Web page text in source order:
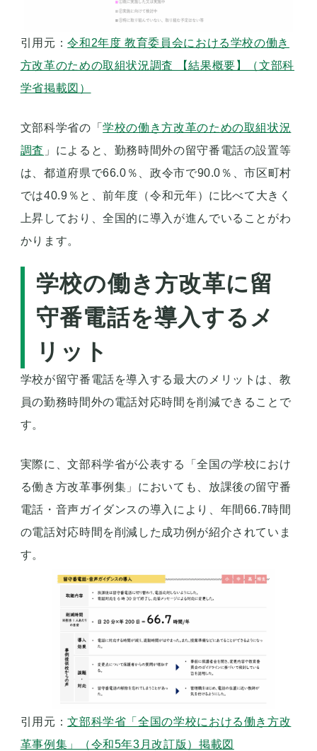
引用元：令和2年度 教育委員会における学校の働き
方改革のための取組状況調査 【結果概要】（文部科
学省掲載図）
文部科学省の「学校の働き方改革のための取組状況
調査 」によると、勤務時間外の留守番電話の設置等
は、都道府県で66.0％、政令市で90.0％、市区町村
では40.9％と、前年度（令和元年）に比べて大きく
上昇しており、全国的に導入が進んでいることがわ
かります。
学校の働き方改革に留
守番電話を導入するメ
リット
学校が留守番電話を導入する最大のメリットは、教
員の勤務時間外の電話対応時間を削減できることで
す。
実際に、文部科学省が公表する「全国の学校におけ
る働き方改革事例集」においても、放課後の留守番
電話・音声ガイダンスの導入により、年間66.7時間
の電話対応時間を削減した成功例が紹介されていま
す。
引用元：文部科学省「全国の学校における働き方改
革事例集」（令和5年3月改訂版）掲載図